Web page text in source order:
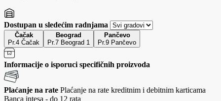
Dostupan u sledećim radnjama
Čačak
Pr.4 Čačak
Beograd
Pr.7 Beograd 1
Pančevo
Pr.9 Pančevo
Informacije o isporuci specifičnih proizvoda
Plaćanje na rate Plaćanje na rate kreditnim i debitnim karticama
Banca intesa - do 12 rata